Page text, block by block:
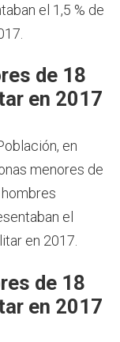
el 1,5 % de
de 18
en 2017
en
menores de
el
en 2017.
de 18
en 2017